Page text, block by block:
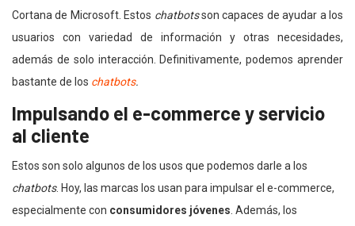
Cortana de Microsoft. Estos chatbotsson capaces de ayudar a los
usuarios con variedad de información y otras necesidades,
además de solo interacción. Definitivamente, podemos aprender
bastante de los chatbots.
Impulsando el e-commerce y servicio
al cliente
Estos son solo algunos de los usos que podemos darle a los
chatbots. Hoy, las marcas los usan para impulsar el e-commerce,
especialmente con consumidores jóvenes . Además, los